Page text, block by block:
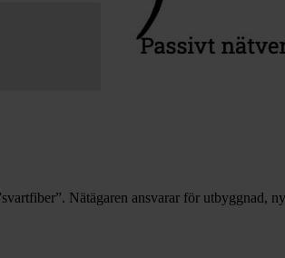
Nätägaren ansvarar för utbyggnad,